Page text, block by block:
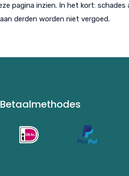
pagina inzien. In het kort:
derden worden niet vergoed.
Betaalmethodes